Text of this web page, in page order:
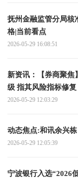
抚州金融监管分局核
格|当前看点
2026-05-29 16:08:51
新资讯：【券商聚焦
级 指其风险指标修复
2026-05-29 12:03:29
动态焦点:和讯余兴
2026-05-29 12:05:39
宁波银行入选“2026